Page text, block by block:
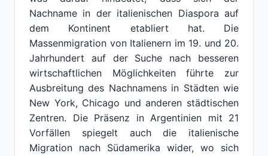
Nachname in der italienischen Diaspora auf
dem Kontinent etabliert hat. Die
Massenmigration von Italienern im 19. und 20.
Jahrhundert auf der Suche nach besseren
wirtschaftlichen Möglichkeiten führte zur
Ausbreitung des Nachnamens in Städten wie
New York, Chicago und anderen städtischen
Zentren. Die Präsenz in Argentinien mit 21
Vorfällen spiegelt auch die italienische
Migration nach Südamerika wider, wo sich